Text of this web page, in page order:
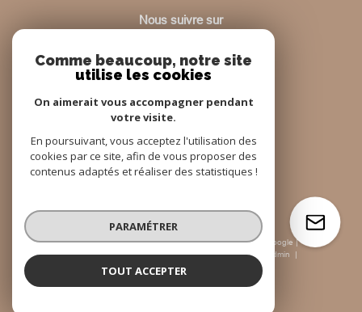
Nous suivre sur
Adhérents
© 2026 | Tous droits réservés | Traduction powered by Google |
Nos honoraires
Plan du site Mentions légales
Admin
Nos liens
Politique RGPD
Comme beaucoup, notre site
utilise les cookies
On aimerait vous accompagner pendant
votre visite.
En poursuivant, vous acceptez l'utilisation des
cookies par ce site, afin de vous proposer des
contenus adaptés et réaliser des statistiques !
PARAMÉTRER
TOUT ACCEPTER